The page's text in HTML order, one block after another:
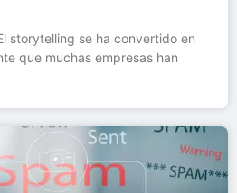
storytelling se ha convertido en
que muchas empresas han